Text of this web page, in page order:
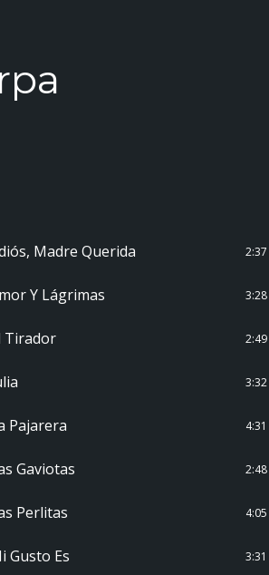
Madre Querida 2:37
Y Lágrimas 3:28
Tirador 2:49
3:32
Pajarera 4:31
Gaviotas 2:48
Perlitas 4:05
Gusto Es 3:31